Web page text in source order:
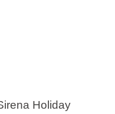
Holiday